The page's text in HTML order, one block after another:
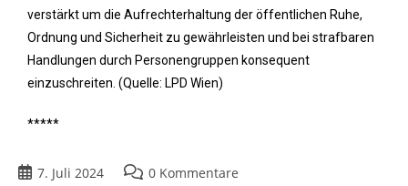
verstärkt um die Aufrechterhaltung der öffentlichen Ruhe,
Ordnung und Sicherheit zu gewährleisten und bei strafbaren
Handlungen durch Personengruppen konsequent
einzuschreiten. (Quelle: LPD Wien)
*****
7. Juli 2024 0 Kommentare